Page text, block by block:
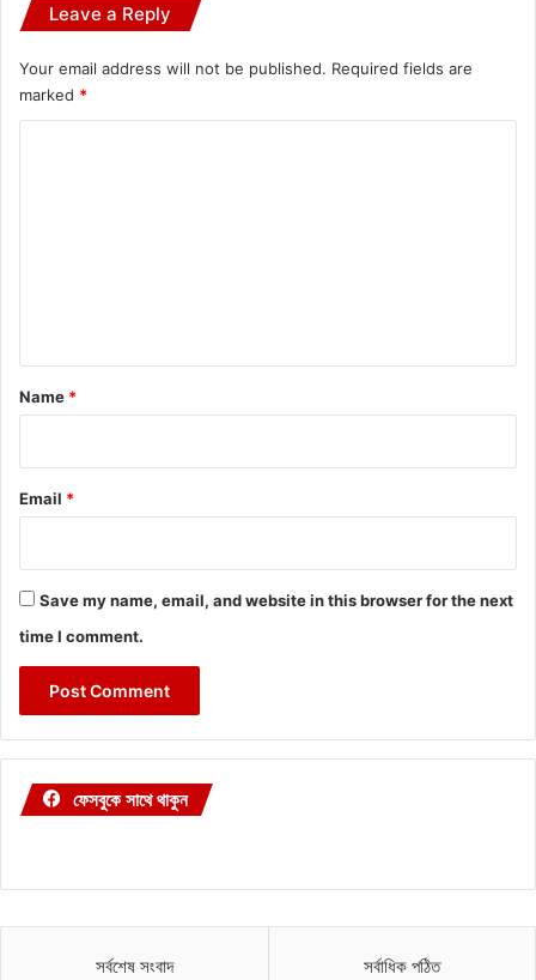
Leave a Reply
Your email address will not be published. Required fields are
marked *
*
Name *
Email *
Save my name, email, and website in this browser for the next
time I comment.
ফেসবুকে সাথে থাকুন
সর্বশেষ সংবাদ সর্বাধিক পঠিত